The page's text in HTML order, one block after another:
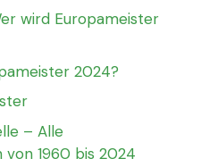
wird Europameister
2024?
– Alle
1960 bis 2024